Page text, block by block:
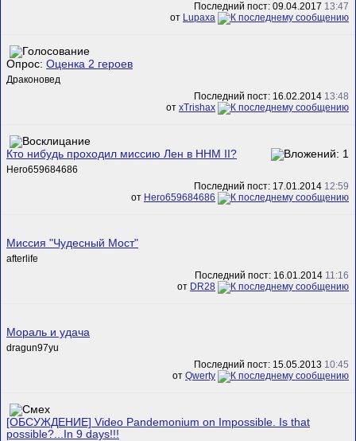
Последний пост: 09.04.2017 13:47
от Lupaxa
Опрос: Оценка 2 героев
Драконовед
Последний пост: 16.02.2014 13:48
от xTrishax
Кто нибудь проходил миссию Лен в HHM II?
Hero659684686
Последний пост: 17.01.2014 12:59
от Hero659684686
Миссия "Чудесный Мост"
afterlife
Последний пост: 16.01.2014 11:16
от DR28
Мораль и удача
dragun97yu
Последний пост: 15.05.2013 10:45
от Qwerty
[ОБСУЖДЕНИЕ] Video Pandemonium on Impossible. Is that
possible?...In 9 days!!!